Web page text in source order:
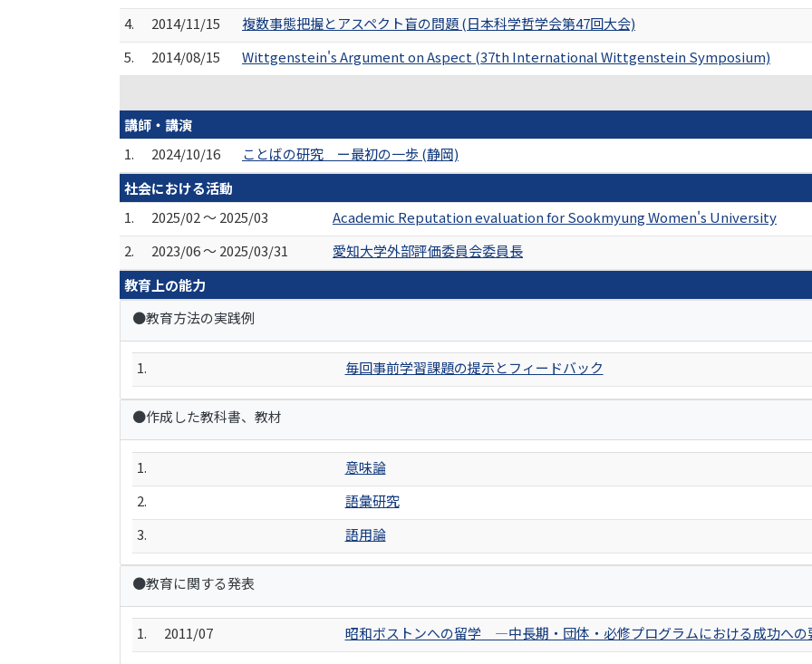
4.
2014/11/15
複数事態把握とアスペクト盲の問題 (日本科学哲学会第47回大会)
5.
2014/08/15 Wittgenstein's Argument on Aspect (37th International Wittgenstein Symposium)
講師・講演
1.
2024/10/16
ことばの研究 ー最初の一歩 (静岡)
社会における活動
1.
2025/02 ～ 2025/03
Academic Reputation evaluation for Sookmyung Women's University
2.
2023/06 ～ 2025/03/31
愛知大学外部評価委員会委員長
教育上の能力
●教育方法の実践例
1. 毎回事前学習課題の提示とフィードバック
●作成した教科書、教材
1.
意味論
2.
語彙研究
3.
語用論
●教育に関する発表
1. 2011/07 昭和ボストンへの留学 ―中長期・団体・必修プログラムにおける成功への